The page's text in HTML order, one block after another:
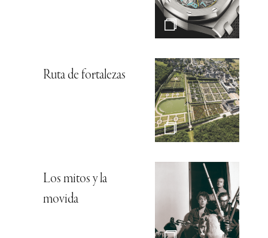
Ruta de fortalezas
Los mitos y la
movida